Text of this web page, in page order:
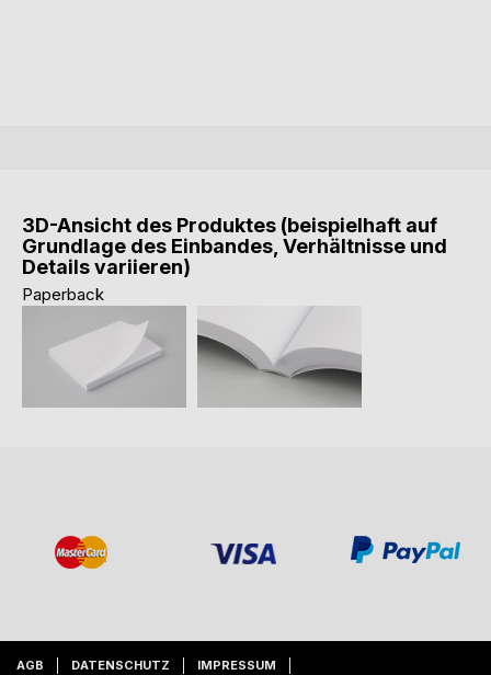
3D-Ansicht des Produktes (beispielhaft auf
Grundlage des Einbandes, Verhältnisse und
Details variieren)
Paperback
AGB DATENSCHUTZ IMPRESSUM